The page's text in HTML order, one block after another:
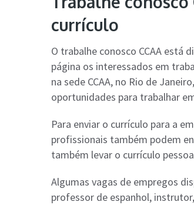
currículo
O trabalhe conosco CCAA está
página os interessados em
na sede CCAA, no Rio de
oportunidades para trabalhar
Para enviar o currículo para a
profissionais também podem
também levar o currículo
Algumas vagas de empregos
professor de espanhol,